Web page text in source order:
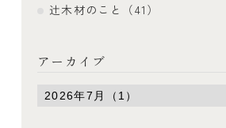
辻木材のこと（41）
アーカイブ